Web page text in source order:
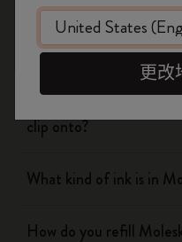
What is the Moleskine
clip onto?
What kind of ink is in
How do you refill
加入
更改